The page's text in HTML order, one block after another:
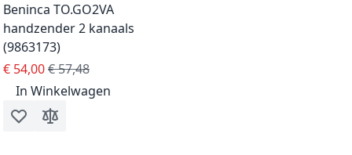
Beninca TO.GO2VA
handzender 2 kanaals
(9863173)
Special Price
€ 54,00Regular Price
€ 57,48
In Winkelwagen
Voeg toe aan verlanglijst
Toevoegen om te vergelijken